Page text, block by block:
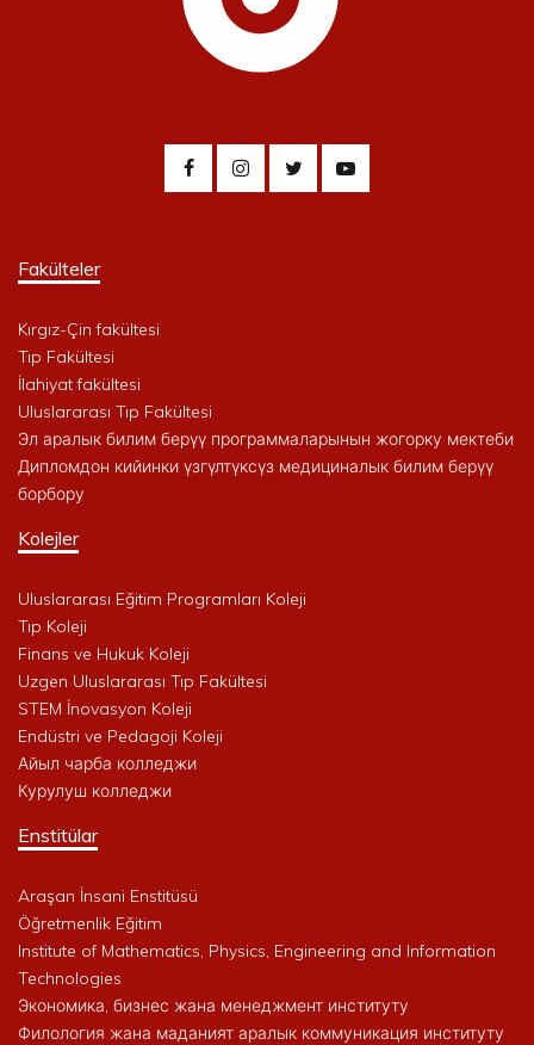
Fakülteler
Kırgız-Çin fakültesi
Tıp Fakültesi
İlahiyat fakültesi
Uluslararası Tıp Fakültesi
Эл аралык билим берүү программаларынын жогорку мектеби
Дипломдон кийинки үзгүлтүксүз медициналык билим берүү
борбору
Kolejler
Uluslararası Eğitim Programları Koleji
Tıp Koleji
Finans ve Hukuk Koleji
Uzgen Uluslararası Tıp Fakültesi
STEM İnovasyon Koleji
Endüstri ve Pedagoji Koleji
Айыл чарба колледжи
Курулуш колледжи
Enstitülar
Araşan İnsani Enstitüsü
Öğretmenlik Eğitim
Institute of Mathematics, Physics, Engineering and Information
Technologies
Экономика, бизнес жана менеджмент институту
Филология жана маданият аралык коммуникация институту